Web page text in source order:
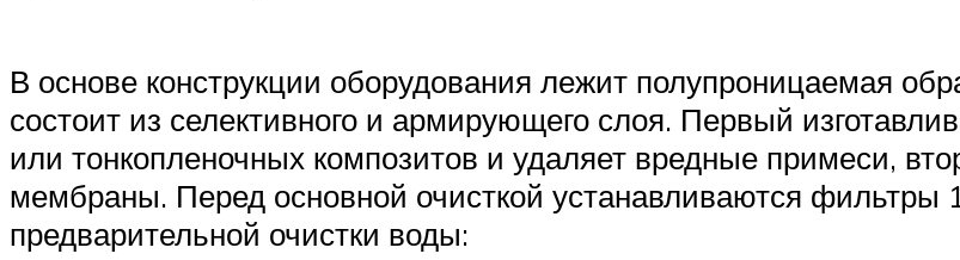
В основе конструкции оборудования лежит полупроницаемая
состоит из селективного и армирующего слоя. Первый
или тонкопленочных композитов и удаляет вредные примеси,
мембраны. Перед основной очисткой устанавливаются фильтры
предварительной очистки воды: